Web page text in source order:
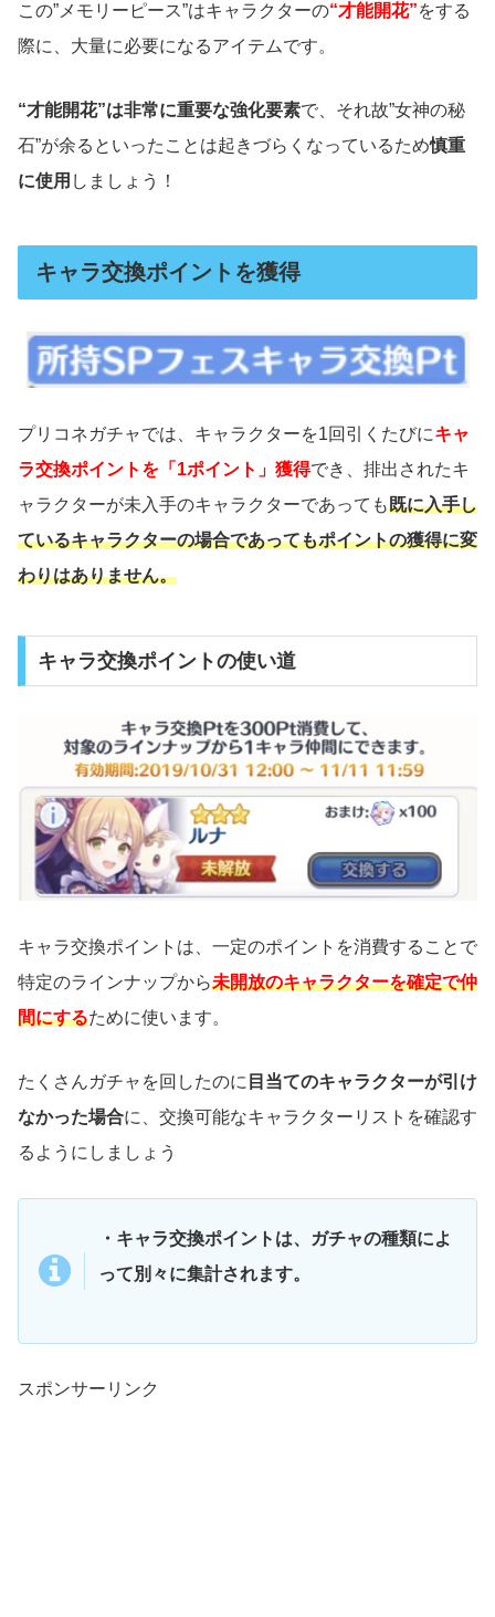
この”メモリーピース”はキャラクターの“才能開花”をする
際に、大量に必要になるアイテムです。
“才能開花”は非常に重要な強化要素で、それ故”女神の秘
石”が余るといったことは起きづらくなっているため慎重
に使用 しましょう！
キャラ交換ポイントを獲得
プリコネガチャでは、キャラクターを1回引くたびにキャ
ラ交換ポイントを「1ポイント」 獲得でき、排出されたキ
ャラクターが未入手のキャラクターであっても既に入手し
ているキャラクターの場合であってもポイントの獲得に変
わりはありません。
キャラ交換ポイントの使い道
キャラ交換ポイントは、一定のポイントを消費することで
特定のラインナップから未開放のキャラクターを確定で仲
間にするために使います。
たくさんガチャを回したのに 目当てのキャラクターが引け
なかった場合に、交換可能なキャラクターリストを確認す
るようにしましょう
・キャラ交換ポイントは、ガチャの種類によ
って別々に集計されます。
スポンサーリンク